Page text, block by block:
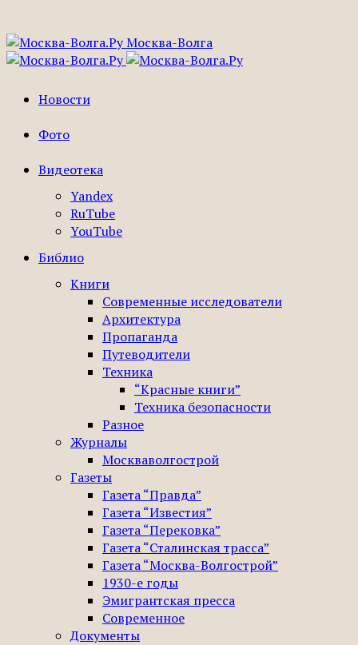
Москва-Волга
Новости
Фото
Видеотека
Yandex
RuTube
YouTube
Библио
Книги
Современные исследователи
Архитектура
Пропаганда
Путеводители
Техника
“Красные книги”
Техника безопасности
Разное
Журналы
Москваволгострой
Газеты
Газета “Правда”
Газета “Известия”
Газета “Перековка”
Газета “Сталинская трасса”
Газета “Москва-Волгострой”
1930-е годы
Эмигрантская пресса
Современное
Документы